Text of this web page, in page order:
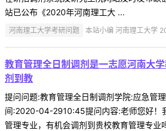
站已公布《2020年河南理工大 ...
河南理工大学考研问题 本站小编 河南理工大学
教育管理全日制调剂是一志愿河南大
剂到教
提问问题:教育管理全日制调剂学院:应急管
间:2020-04-2910:45提问内容:老师您好！
管理专业，有机会调剂到贵校教育管理专业